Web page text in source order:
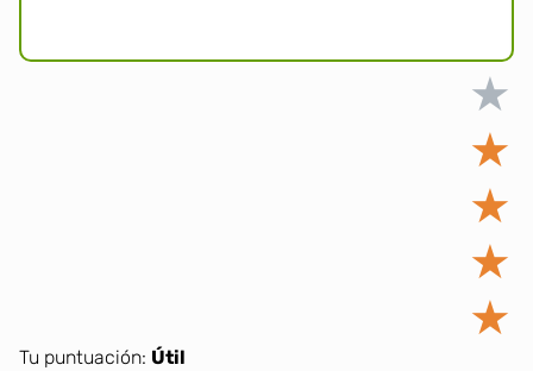
★
★
★
★
★
Tu puntuación: Útil